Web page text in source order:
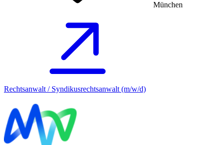
München
Rechtsanwalt / Syndikusrechtsanwalt (m/w/d)